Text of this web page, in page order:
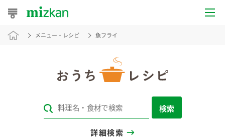
おうちレシピ
レシピカテゴリ一覧
メニュー・レシピ 魚フライ
検索
詳細検索